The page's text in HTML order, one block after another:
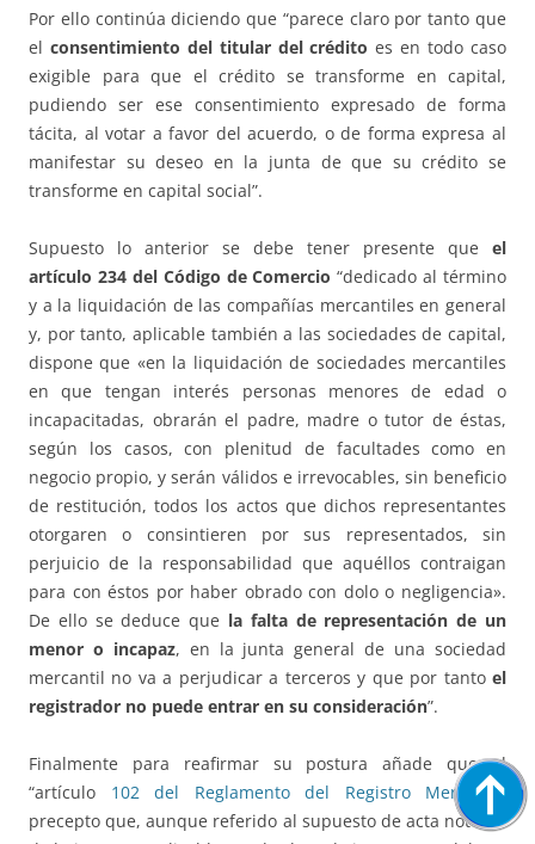
Por ello continúa diciendo que “parece claro por tanto que
el consentimiento del titular del crédito es en todo caso
exigible para que el crédito se transforme en capital,
pudiendo ser ese consentimiento expresado de forma
tácita, al votar a favor del acuerdo, o de forma expresa al
manifestar su deseo en la junta de que su crédito se
transforme en capital social”.
Supuesto lo anterior se debe tener presente que el
artículo 234 del Código de Comercio “dedicado al término
y a la liquidación de las compañías mercantiles en general
y, por tanto, aplicable también a las sociedades de capital,
dispone que «en la liquidación de sociedades mercantiles
en que tengan interés personas menores de edad o
incapacitadas, obrarán el padre, madre o tutor de éstas,
según los casos, con plenitud de facultades como en
negocio propio, y serán válidos e irrevocables, sin beneficio
de restitución, todos los actos que dichos representantes
otorgaren o consintieren por sus representados, sin
perjuicio de la responsabilidad que aquéllos contraigan
para con éstos por haber obrado con dolo o negligencia».
De ello se deduce que la falta de representación de un
menor o incapaz, en la junta general de una sociedad
mercantil no va a perjudicar a terceros y que por tanto el
registrador no puede entrar en su consideración”.
Finalmente para reafirmar su postura añade que el
“artículo 102 del Reglamento del Registro Mercantil,
precepto que, aunque referido al supuesto de acta notarial